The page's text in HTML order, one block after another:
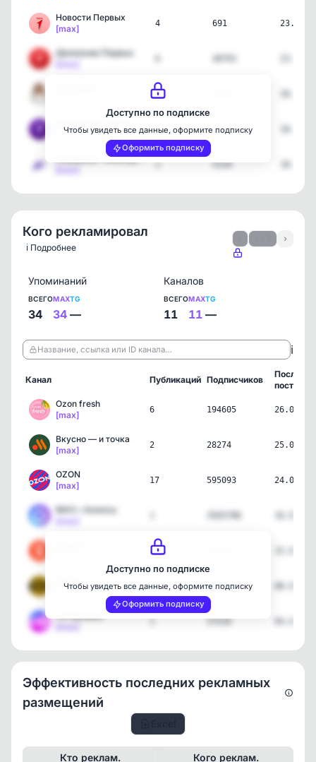
Новости Первых
[max]
4 691
Движение Первых
1
[max]
1 766
Нацпроект «Молодёжь и де…
1 5154
Доступно по подписке
Чтобы увидеть все данные, оформите подписку
Оформить подписку
Кого рекламировал
ℹ️ Подробнее
›
Упоминаний
ВСЕГО
34
MAX
34
TG
—
Каналов
ВСЕГО
11
MAX
11
TG
—
Название, ссылка или ID канала… ℹ️
Канал Публикаций Подписчиков
пост
Ozon fresh
[max]
6 194605 26.07.26
Вкусно — и точка
[max]
2 28274 25.07.26
OZON
[max]
17 595093 24.07.26
MAX • Анонсы
[max]
1
[max]
1 3401
1 37534
Доступно по подписке
Чтобы увидеть все данные, оформите подписку
Оформить подписку
Эффективность последних рекламных
размещений
Кто реклам. Кого реклам.